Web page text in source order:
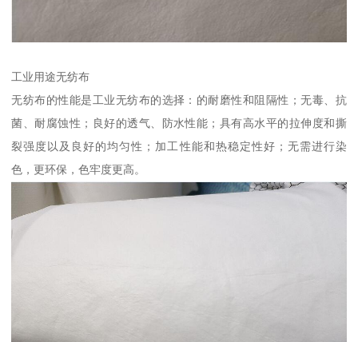
工业用途无纺布
无纺布的性能是工业无纺布的选择：的耐磨性和阻隔性；无毒、抗
菌、耐腐蚀性；良好的透气、防水性能；具有高水平的拉伸度和撕
裂强度以及良好的均匀性；加工性能和热稳定性好；无需进行染
色，更环保，色牢度更高。